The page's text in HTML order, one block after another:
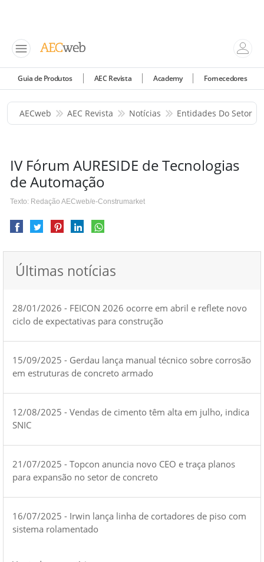
Guia de Produtos AEC Revista Academy Fornecedores
AECweb AEC Revista Notícias Entidades Do Setor
IV Fórum AURESIDE de Tecnologias
de Automação
Texto: Redação AECweb/e-Construmarket
Últimas notícias
28/01/2026 - FEICON 2026 ocorre em abril e reflete novo
ciclo de expectativas para construção
15/09/2025 - Gerdau lança manual técnico sobre corrosão
em estruturas de concreto armado
12/08/2025 - Vendas de cimento têm alta em julho, indica
SNIC
21/07/2025 - Topcon anuncia novo CEO e traça planos
para expansão no setor de concreto
16/07/2025 - Irwin lança linha de cortadores de piso com
sistema rolamentado